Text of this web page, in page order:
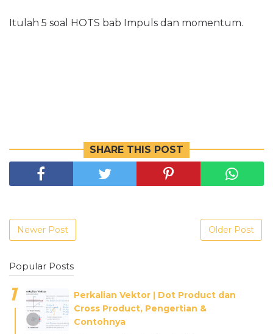
Itulah 5 soal HOTS bab Impuls dan momentum.
SHARE THIS POST
Newer Post Older Post
Popular Posts
Perkalian Vektor ǀ Dot Product dan
Cross Product, Pengertian &
Contohnya